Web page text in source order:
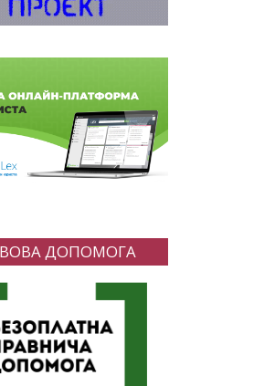
ДОПОМОГА